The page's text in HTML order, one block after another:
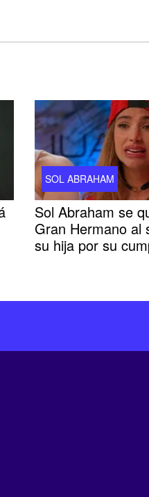
SOL ABRAHAM
Sol Abraham se
Gran Hermano al
su hija por su